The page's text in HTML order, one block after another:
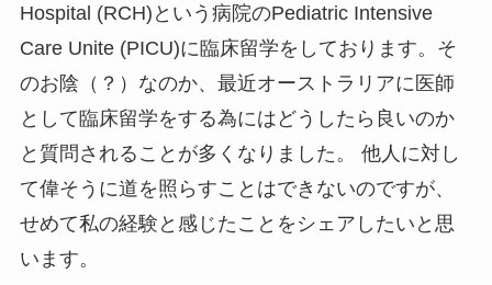
Hospital (RCH)という病院のPediatric Intensive
Care Unite (PICU)に臨床留学をしております。そ
のお陰（？）なのか、最近オーストラリアに医師
として臨床留学をする為にはどうしたら良いのか
と質問されることが多くなりました。 他人に対し
て偉そうに道を照らすことはできないのですが、
せめて私の経験と感じたことをシェアしたいと思
います。